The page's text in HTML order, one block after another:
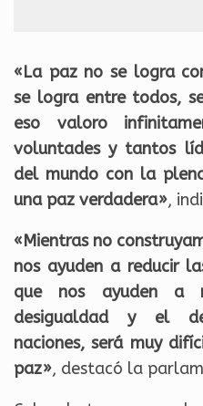
«La paz no se logra
se logra entre todos,
eso valoro
voluntades y tantos
del mundo con la
una paz verdadera»,
«Mientras no
nos ayuden a reducir
que nos ayuden a
desigualdad y el
naciones, será muy
paz», destacó la